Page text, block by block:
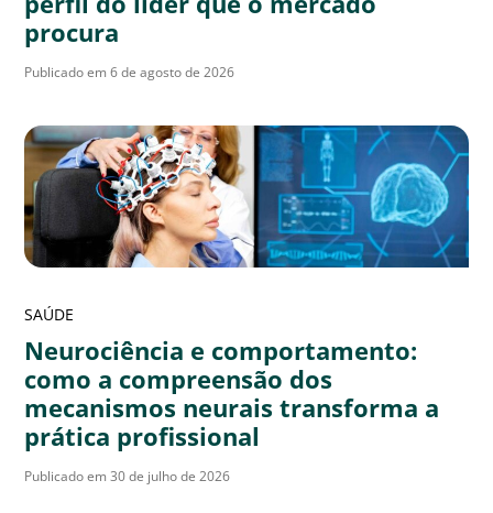
procura
Publicado em 6 de agosto de 2026
SAÚDE
Neurociência e comportamento:
como a compreensão dos
mecanismos neurais transforma a
prática profissional
Publicado em 30 de julho de 2026